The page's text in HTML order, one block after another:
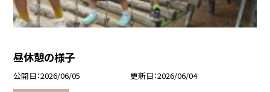
昼休憩の様子
公開日 2026/06/05 更新日 2026/06/04